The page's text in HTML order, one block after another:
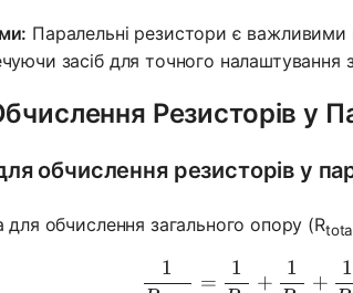
Паралельні резистори є
засіб для точного
Резисторів у
обчислення резисторів у
обчислення загального опору (R
1
=
1
+
1
+
1